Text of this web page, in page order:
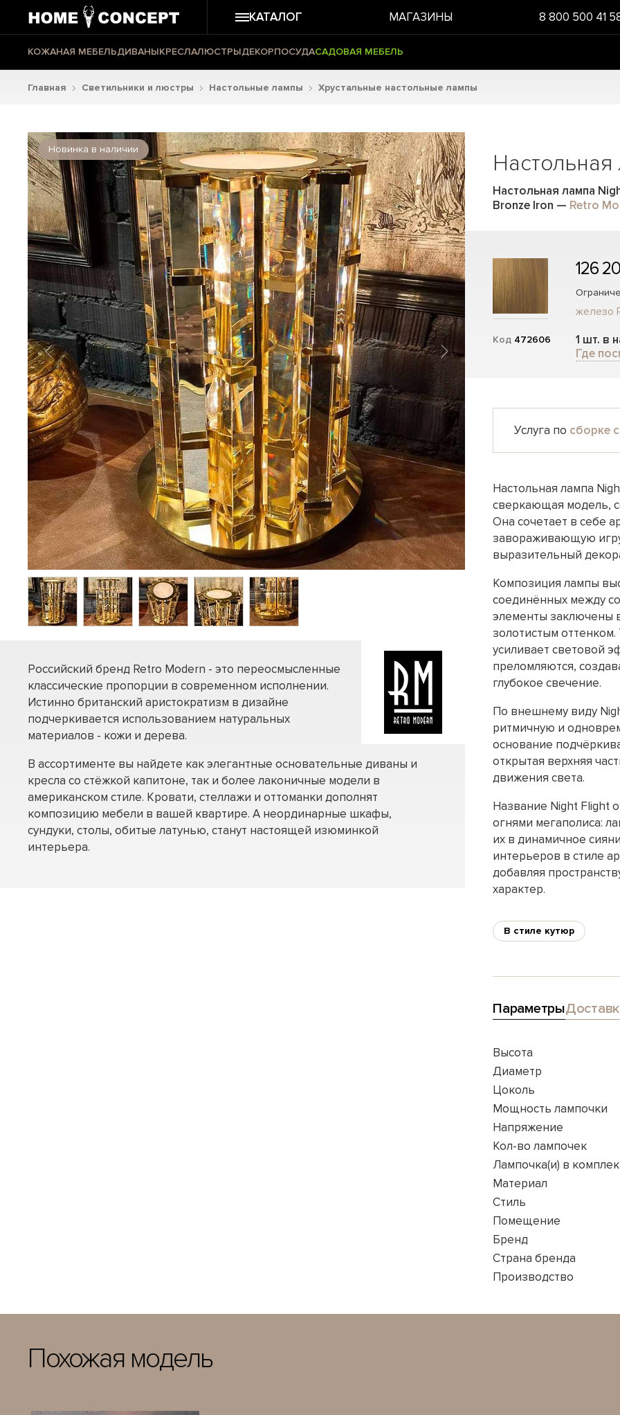
КАТАЛОГ МАГАЗИНЫ 8 800 500 41
КОЖАНАЯ МЕБЕЛЬДИВАНЫКРЕСЛАЛЮСТРЫДЕКОРПОСУДАСАДОВАЯ МЕБЕЛЬ
Главная Светильники и люстры Настольные лампы Хрустальные настольные лампы
Новинка в наличии
Российский бренд Retro Modern - это переосмысленные
классические пропорции в современном исполнении.
Истинно британский аристократизм в дизайне
подчеркивается использованием натуральных
материалов - кожи и дерева.
В ассортименте вы найдете как элегантные основательные диваны и
кресла со стёжкой капитоне, так и более лаконичные модели в
американском стиле. Кровати, стеллажи и оттоманки дополнят
композицию мебели в вашей квартире. А неординарные шкафы,
сундуки, столы, обитые латунью, станут настоящей изюминкой
интерьера.
Настольная лампа
Bronze Iron — Retro
Код 472606
126
железо
1 шт. в
Где
Услуга по сборке
Настольная лампа
сверкающая модель,
Она сочетает в себе
завораживающую
выразительный
Композиция лампы
соединённых между
элементы заключены
золотистым
усиливает световой
преломляются,
глубокое свечение.
По внешнему виду
ритмичную и
основание
открытая верхняя
движения света.
Название Night Flight
огнями мегаполиса:
их в динамичное
интерьеров в стиле
добавляя
характер.
В стиле кутюр
Параметры
Высота
Диаметр
Цоколь
Мощность лампочки
Напряжение
Кол-во лампочек
Лампочка(и) в
Материал
Стиль
Помещение
Бренд
Страна бренда
Производство
Похожая модель